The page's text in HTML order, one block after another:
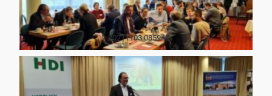
k 20211103 085942